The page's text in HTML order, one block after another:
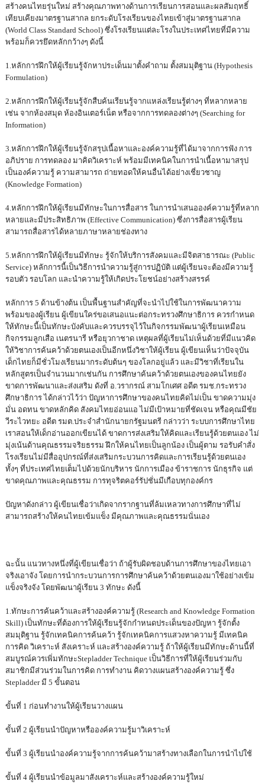
สร้างคนไทยรุ่นใหม่ สร้างคุณภาพทางด้านการเรียนการสอนและผลสัมฤทธิ์
เทียบเคียงมาตรฐานสากล ยกระดับโรงเรียนของไทยเข้าสู่มาตรฐานสากล
(World Class Standard School) ซึ่งโรงเรียนแต่ละโรงในประเทศไทยที่มีความ
พร้อมก็ควรยึดหลักกว้างๆ ดังนี้
1.หลักการฝึกให้ผู้เรียนรู้จักหาประเด็นมาตั้งคำถาม ตั้งสมมุติฐาน (Hypothesis
Formulation)
2.หลักการฝึกให้ผู้เรียนรู้จักสืบค้นเรียนรู้จากแหล่งเรียนรู้ต่างๆ ที่หลากหลาย
เช่น จากห้องสมุด ห้องอินเตอร์เน็ต หรือจากการทดลองต่างๆ (Searching for
Information)
3.หลักการฝึกให้ผู้เรียนรู้จักสรุปเนื้อหาและองค์ความรู้ที่ได้มาจากการฟัง การ
อภิปราย การทดลอง มาคิดวิเคราะห์ พร้อมมีเทคนิคในการนำเนื้อหามาสรุป
เป็นองค์ความรู้ ความสามารถ ถ่ายทอดให้คนอื่นได้อย่างเชี่ยวชาญ
(Knowledge Formation)
4.หลักการฝึกให้ผู้เรียนมีทักษะในการสื่อสาร ในการนำเสนอองค์ความรู้ที่หลาก
หลายและมีประสิทธิภาพ (Effective Communication) ซึ่งการสื่อสารผู้เรียน
สามารถสื่อสารได้หลายภาษาหลายช่องทาง
5.หลักการฝึกให้ผู้เรียนมีทักษะ รู้จักให้บริการสังคมและมีจิตสาธารณะ (Public
Service) หลักการนี้เป็นวิธีการนำความรู้สู่การปฏิบัติ แต่ผู้เรียนจะต้องมีความรู้
รอบตัว รอบโลก และนำความรู้ให้เกิดประโยชน์อย่างสร้างสรรค์
หลักการ 5 ด้านข้างต้น เป็นพื้นฐานสำคัญที่จะนำไปใช้ในการพัฒนาความ
พร้อมของผู้เรียน ผู้เขียนใคร่ขอเสนอแนะต่อกระทรวงศึกษาธิการ ควรกำหนด
ให้ทักษะนี้เป็นทักษะบังคับและควรบรรจุไว้ในกิจกรรมพัฒนาผู้เรียนเหมือน
กิจกรรมลูกเสือ เนตรนารี หรือยุวกาชาด เหตุผลที่ผู้เรียนไม่เห็นด้วยที่มีแนวคิด
ให้วิชาการค้นคว้าด้วยตนเองเป็นอีกหนึ่งวิชาให้ผู้เรียน ผู้เขียนเห็นว่าปัจจุบัน
เด็กไทยก็มีชั่วโมงเรียนมากระดับต้นๆ ของโลกอยู่แล้ว และมีวิชาที่เรียนใน
หลักสูตรเป็นจำนวนมากเช่นกัน การศึกษาค้นคว้าด้วยตนเองของคนไทยยัง
ขาดการพัฒนาและส่งเสริม ดังที่ อ.วรากรณ์ สามโกเศศ อดีต รมช.กระทรวง
ศึกษาธิการ ได้กล่าวไว้ว่า ปัญหาการศึกษาของคนไทยคิดไม่เป็น ขาดความมุ่ง
มั่น อดทน ขาดหลักคิด สังคมไทยอ่อนแอ ไม่มีเป้าหมายที่ชัดเจน หรือคุณมีชัย
วีระไวทยะ อดีต รมต.ประจำสำนักนายกรัฐมนตรี กล่าวว่า ระบบการศึกษาไทย
เราสอนให้เด็กอ่านออกเขียนได้ ขาดการส่งเสริมให้คิดและเรียนรู้ด้วยตนเอง ไม่
มุ่งเน้นด้านคุณธรรมจริยธรรม ฝึกให้คนไทยเป็นลูกน้อง เป็นผู้ตาม รอรับคำสั่ง
โรงเรียนไม่มีสื่ออุปกรณ์ที่ส่งเสริมกระบวนการคิดและการเรียนรู้ด้วยตนเอง
ทั้งๆ ที่ประเทศไทยเต็มไปด้วยนักบริหาร นักการเมือง ข้าราชการ นักธุรกิจ แต่
ขาดคุณภาพและคุณธรรม การทุจริตคอร์รัปชั่นมีเกือบทุกองค์กร
ปัญหาดังกล่าว ผู้เขียนเชื่อว่าเกิดจากรากฐานที่ล้มเหลวทางการศึกษาที่ไม่
สามารถสร้างให้คนไทยเข้มแข็ง มีคุณภาพและคุณธรรมนั่นเอง
ฉะนั้น แนวทางหนึ่งที่ผู้เขียนเชื่อว่า ถ้าผู้รับผิดชอบด้านการศึกษาของไทยเอา
จริงเอาจัง โดยการนำกระบวนการการศึกษาค้นคว้าด้วยตนเองมาใช้อย่างเข้ม
แข็งจริงจัง โดยพัฒนาผู้เรียน 3 ทักษะ ดังนี้
1.ทักษะการค้นคว้าและสร้างองค์ความรู้(Research and Knowledge Formation
Skill) เป็นทักษะที่ต้องการให้ผู้เรียนรู้จักกำหนดประเด็นของปัญหา รู้จักตั้ง
สมมุติฐาน รู้จักเทคนิคการค้นคว้า รู้จักเทคนิคการแสวงหาความรู้ มีเทคนิค
การคิด วิเคราะห์ สังเคราะห์ และสร้างองค์ความรู้ ถ้าให้ผู้เรียนมีทักษะด้านนี้ที่
สมบูรณ์ควรเพิ่มทักษะStepladder Technique เป็นวิธีการที่ให้ผู้เรียนร่วมกับ
สมาชิกมีส่วนร่วมในการคิด การทำงาน คิดวางแผนสร้างองค์ความรู้ ซึ่ง
Stepladder มี 5 ขั้นตอน
ขั้นที่ 1 ก่อนทำงานให้ผู้เรียนวางแผน
ขั้นที่ 2 ผู้เรียนนำปัญหาหรือองค์ความรู้มาวิเคราะห์
ขั้นที่ 3 ผู้เรียนนำองค์ความรู้จากการค้นคว้ามาสร้างทางเลือกในการนำไปใช้
ขั้นที่ 4ผู้เรียนนำข้อมูลมาสังเคราะห์และสร้างองค์ความรู้ใหม่